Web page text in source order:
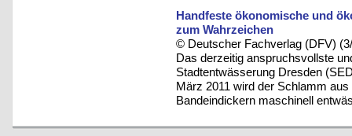
Handfeste ökonomische und
zum Wahrzeichen
© Deutscher Fachverlag (DFV)
Das derzeitig anspruchsvollste
Stadtentwässerung Dresden
März 2011 wird der Schlamm
Bandeindickern maschinell